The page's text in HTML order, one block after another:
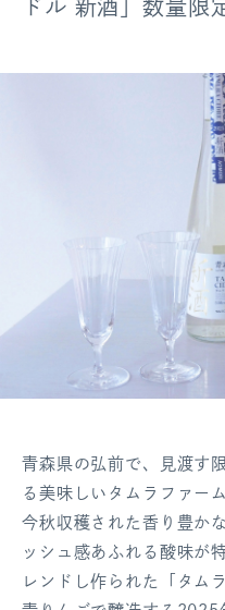
ドル 新酒」数量限
青森県の弘前で、見渡す
る美味しいタムラファー
今秋収穫された香り豊か
ッシュ感あふれる酸味が
レンドし作られた「タム